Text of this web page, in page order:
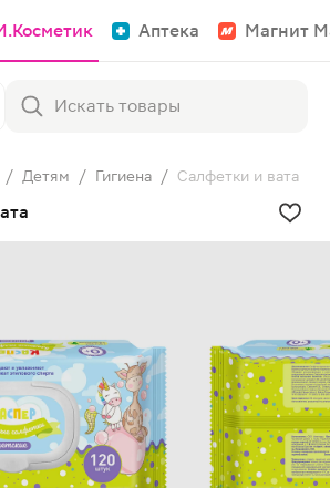
Аптека Магнит
/ Детям / Гигиена / Салфетки и вата